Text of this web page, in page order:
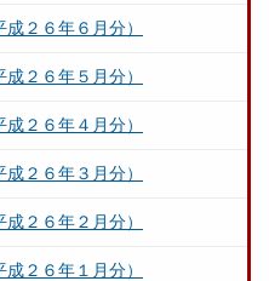
２６年６月分）
２６年５月分）
２６年４月分）
２６年３月分）
２６年２月分）
２６年１月分）